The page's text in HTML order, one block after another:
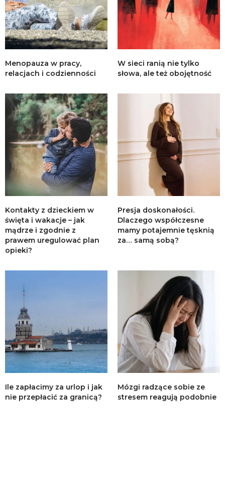
Menopauza w pracy,
relacjach i codzienności
W sieci ranią nie tylko
słowa, ale też obojętność
Kontakty z dzieckiem w
święta i wakacje – jak
mądrze i zgodnie z
prawem uregulować plan
opieki?
Presja doskonałości.
Dlaczego współczesne
mamy potajemnie tęsknią
za… samą sobą?
Ile zapłacimy za urlop i jak
nie przepłacić za granicą?
Mózgi radzące sobie ze
stresem reagują podobnie